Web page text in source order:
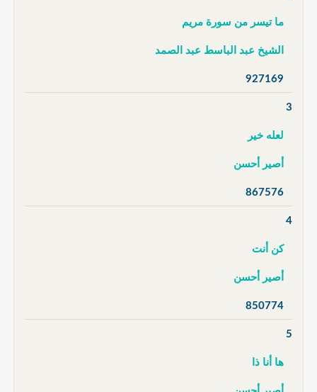
ما تيسر من سورة مريم
الشيخ عبد الباسط عبد الصمد
927169
3
لعله خير
أصير أحسن
867576
4
كن أنت
أصير أحسن
850774
5
ها أنا ذا